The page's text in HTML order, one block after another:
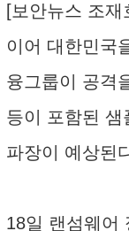
[보안뉴스 조
이어 대한민국
융그룹이 공격
등이 포함된 샘
파장이 예상된
18일 랜섬웨어